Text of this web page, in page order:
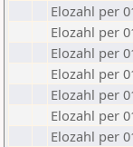
Elozahl per
Elozahl per
Elozahl per
Elozahl per
Elozahl per
Elozahl per
Elozahl per